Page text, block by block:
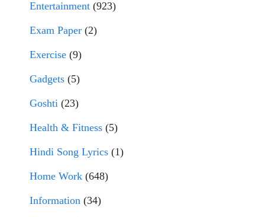
Entertainment (923)
Exam Paper (2)
Exercise (9)
Gadgets (5)
Goshti (23)
Health & Fitness (5)
Hindi Song Lyrics (1)
Home Work (648)
Information (34)